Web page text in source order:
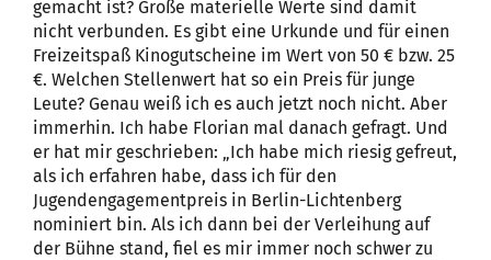
gemacht ist? Große materielle Werte sind damit
nicht verbunden. Es gibt eine Urkunde und für einen
Freizeitspaß Kinogutscheine im Wert von 50 € bzw. 25
€. Welchen Stellenwert hat so ein Preis für junge
Leute? Genau weiß ich es auch jetzt noch nicht. Aber
immerhin. Ich habe Florian mal danach gefragt. Und
er hat mir geschrieben: „Ich habe mich riesig gefreut,
als ich erfahren habe, dass ich für den
Jugendengagementpreis in Berlin-Lichtenberg
nominiert bin. Als ich dann bei der Verleihung auf
der Bühne stand, fiel es mir immer noch schwer zu